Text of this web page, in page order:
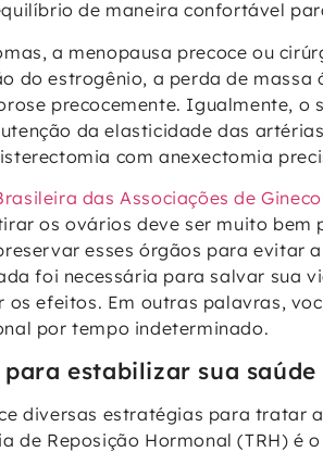
de maneira confortável
a menopausa precoce ou
do estrogênio, a perda de massa
precocemente. Igualmente, o
da elasticidade das
com anexectomia
das Associações de
os ovários deve ser muito bem
esses órgãos para evitar
foi necessária para salvar sua
efeitos. Em outras palavras,
por tempo indeterminado.
estabilizar sua saúde
diversas estratégias para tratar
de Reposição Hormonal (TRH) é